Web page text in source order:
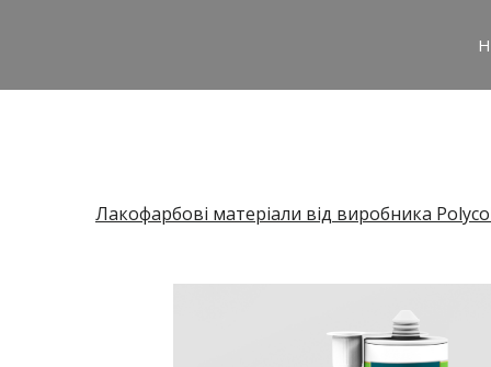
Лакофарбові матеріали від виробника